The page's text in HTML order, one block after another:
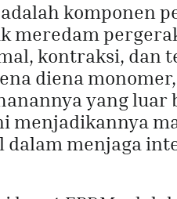
komponen
meredam
kontraksi, dan
diena
yang luar
menjadikannya
menjaga